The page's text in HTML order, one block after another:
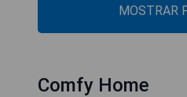
MOSTRAR
Comfy Home